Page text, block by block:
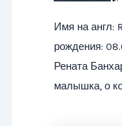
Имя на англ:
рождения:
Рената
малышка, о